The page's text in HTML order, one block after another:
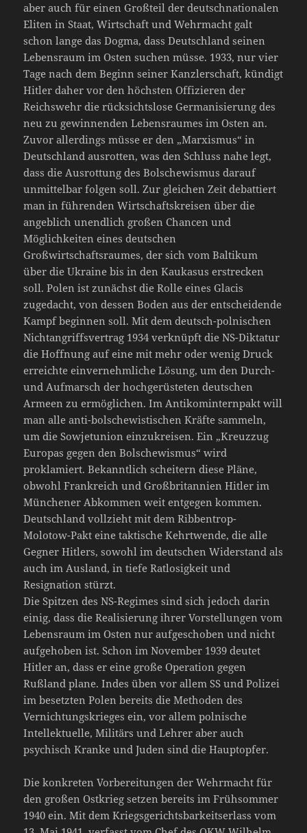
aber auch für einen Großteil der deutschnationalen
Eliten in Staat, Wirtschaft und Wehrmacht galt
schon lange das Dogma, dass Deutschland seinen
Lebensraum im Osten suchen müsse. 1933, nur vier
Tage nach dem Beginn seiner Kanzlerschaft, kündigt
Hitler daher vor den höchsten Offizieren der
Reichswehr die rücksichtslose Germanisierung des
neu zu gewinnenden Lebensraumes im Osten an.
Zuvor allerdings müsse er den „Marxismus“ in
Deutschland ausrotten, was den Schluss nahe legt,
dass die Ausrottung des Bolschewismus darauf
unmittelbar folgen soll. Zur gleichen Zeit debattiert
man in führenden Wirtschaftskreisen über die
angeblich unendlich großen Chancen und
Möglichkeiten eines deutschen
Großwirtschaftsraumes, der sich vom Baltikum
über die Ukraine bis in den Kaukasus erstrecken
soll. Polen ist zunächst die Rolle eines Glacis
zugedacht, von dessen Boden aus der entscheidende
Kampf beginnen soll. Mit dem deutsch-polnischen
Nichtangriffsvertrag 1934 verknüpft die NS-Diktatur
die Hoffnung auf eine mit mehr oder wenig Druck
erreichte einvernehmliche Lösung, um den Durch-
und Aufmarsch der hochgerüsteten deutschen
Armeen zu ermöglichen. Im Antikominternpakt will
man alle anti-bolschewistischen Kräfte sammeln,
um die Sowjetunion einzukreisen. Ein „Kreuzzug
Europas gegen den Bolschewismus“ wird
proklamiert. Bekanntlich scheitern diese Pläne,
obwohl Frankreich und Großbritannien Hitler im
Münchener Abkommen weit entgegen kommen.
Deutschland vollzieht mit dem Ribbentrop-
Molotow-Pakt eine taktische Kehrtwende, die alle
Gegner Hitlers, sowohl im deutschen Widerstand als
auch im Ausland, in tiefe Ratlosigkeit und
Resignation stürzt.
Die Spitzen des NS-Regimes sind sich jedoch darin
einig, dass die Realisierung ihrer Vorstellungen vom
Lebensraum im Osten nur aufgeschoben und nicht
aufgehoben ist. Schon im November 1939 deutet
Hitler an, dass er eine große Operation gegen
Rußland plane. Indes üben vor allem SS und Polizei
im besetzten Polen bereits die Methoden des
Vernichtungskrieges ein, vor allem polnische
Intellektuelle, Militärs und Lehrer aber auch
psychisch Kranke und Juden sind die Hauptopfer.
Die konkreten Vorbereitungen der Wehrmacht für
den großen Ostkrieg setzen bereits im Frühsommer
1940 ein. Mit dem Kriegsgerichtsbarkeitserlass vom